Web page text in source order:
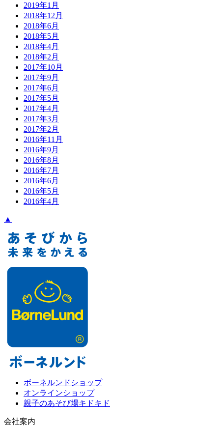
2019年1月
2018年12月
2018年6月
2018年5月
2018年4月
2018年2月
2017年10月
2017年9月
2017年6月
2017年5月
2017年4月
2017年3月
2017年2月
2016年11月
2016年9月
2016年8月
2016年7月
2016年6月
2016年5月
2016年4月
▲
ボーネルンドショップ
オンラインショップ
親子のあそび場キドキド
会社案内